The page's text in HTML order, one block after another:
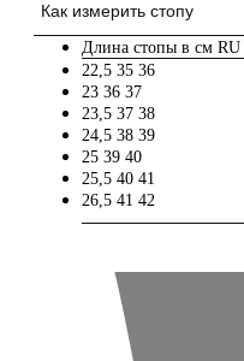
Как измерить стопу
Длина стопы в см RU
22,5 35 36
23 36 37
23,5 37 38
24,5 38 39
25 39 40
25,5 40 41
26,5 41 42